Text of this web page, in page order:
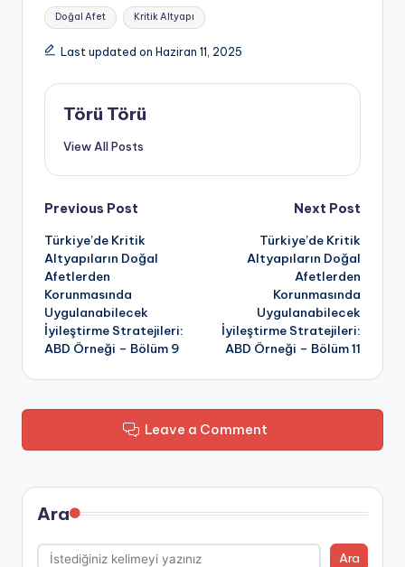
Tags:
Doğal Afet Kritik Altyapı
Last updated on Haziran 11, 2025
Törü Törü
View All Posts
Post
navigation
Previous Post
Türkiye’de Kritik
Altyapıların Doğal
Afetlerden
Korunmasında
Uygulanabilecek
İyileştirme Stratejileri:
ABD Örneği – Bölüm 9
Next Post
Türkiye’de Kritik
Altyapıların Doğal
Afetlerden
Korunmasında
Uygulanabilecek
İyileştirme Stratejileri:
ABD Örneği – Bölüm 11
Leave a Comment
Ara
Ara